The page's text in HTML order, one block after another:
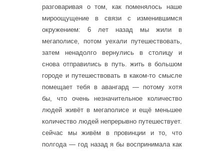
разговаривая о том, как поменялось наше
мироощущение в связи с изменившимся
окружением: 6 лет назад мы жили в
мегаполисе, потом уехали путешествовать,
затем ненадолго вернулись в столицу и
снова отправились в путь. жить в большом
городе и путешествовать в каком-то смысле
помещает тебя в авангард — потому хотя
бы, что очень незначительное количество
людей живёт в мегаполисе и ещё меньшее
количество людей непрерывно путешествует.
сейчас мы живём в провинции и то, что
полгода — год назад я бы воспринимала как